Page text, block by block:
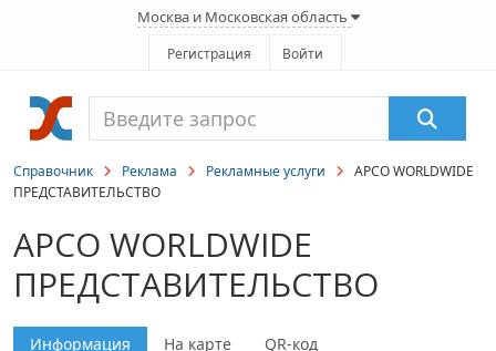
Москва и Московская область
Регистрация Войти
Справочник Реклама Рекламные услуги
APCO WORLDWIDE
ПРЕДСТАВИТЕЛЬСТВО
APCO WORLDWIDE
ПРЕДСТАВИТЕЛЬСТВО
Информация На карте QR-код